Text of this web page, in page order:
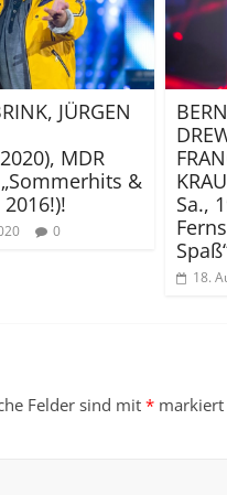
JÜRGEN
MDR
„Sommerhits &
2016!)!
0
Sa.,
18.
Felder sind mit* markiert